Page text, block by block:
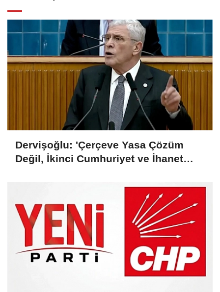
Dervişoğlu: 'Çerçeve Yasa Çözüm
Değil, İkinci Cumhuriyet ve İhanet